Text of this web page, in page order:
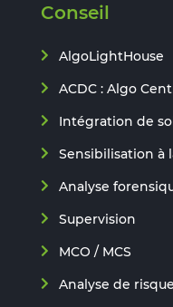
Conseil
AlgoLightHouse
ACDC : Algo
Intégration de
Sensibilisation à
Analyse
Supervision
MCO / MCS
Analyse de